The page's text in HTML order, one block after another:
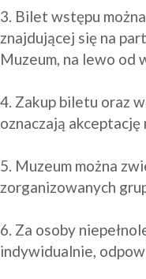
3. Bilet wstępu
znajdującej się na
Muzeum, na lewo od
4. Zakup biletu oraz
oznaczają
5. Muzeum można
zorganizowanych
6. Za osoby
indywidualnie,